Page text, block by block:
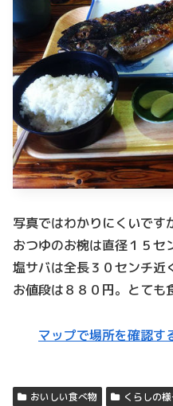
写真ではわかりにくいです
おつゆのお椀は直径１５セ
塩サバは全長３０センチ近
お値段は８８０円。とても
マップで場所を確認す
おいしい食べ物 くらしの